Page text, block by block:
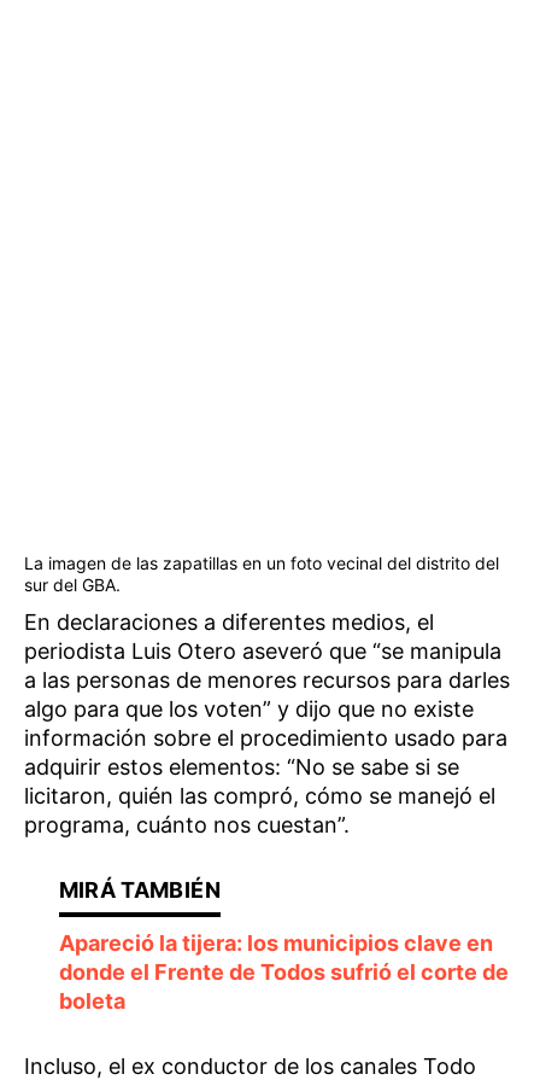
La imagen de las zapatillas en un foto vecinal del distrito del
sur del GBA.
En declaraciones a diferentes medios, el
periodista Luis Otero aseveró que “se manipula
a las personas de menores recursos para darles
algo para que los voten” y dijo que no existe
información sobre el procedimiento usado para
adquirir estos elementos: “No se sabe si se
licitaron, quién las compró, cómo se manejó el
programa, cuánto nos cuestan”.
Apareció la tijera: los municipios clave en
donde el Frente de Todos sufrió el corte de
boleta
Incluso, el ex conductor de los canales Todo